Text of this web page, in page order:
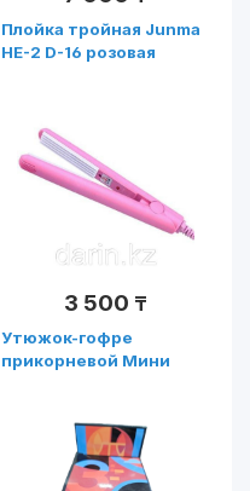
Плойка тройная Junma
HE-2 D-16 розовая
3 500 ₸
Утюжок-гофре
прикорневой Мини